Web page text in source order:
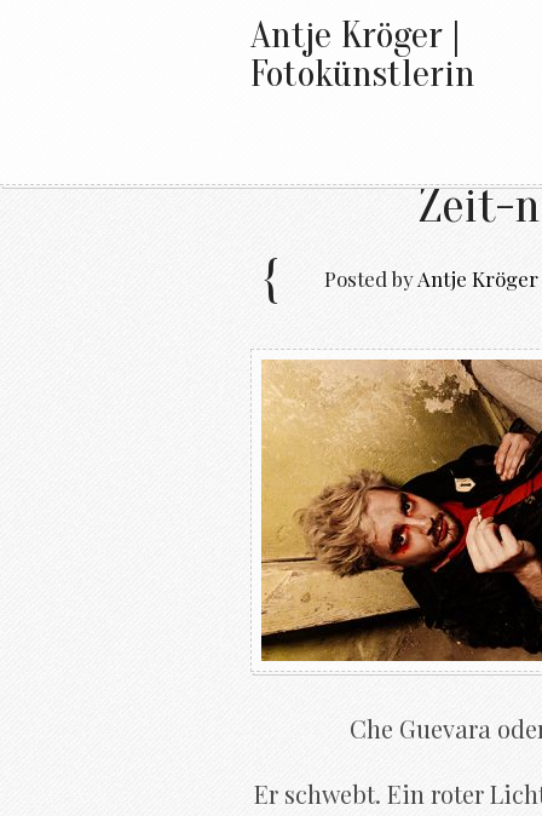
Antje Kröger |
Fotokünstlerin
Zeit-
Posted byAntje
Che Guevara
Er schwebt. Ein roter